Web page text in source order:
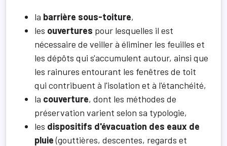
la barrière sous-toiture,
les ouvertures pour lesquelles il est
nécessaire de veiller à éliminer les feuilles et
les dépôts qui s'accumulent autour, ainsi que
les rainures entourant les fenêtres de toit
qui contribuent à l'isolation et à l'étanchéité,
la couverture, dont les méthodes de
préservation varient selon sa typologie,
les dispositifs d'évacuation des eaux de
pluie(gouttières, descentes, regards et